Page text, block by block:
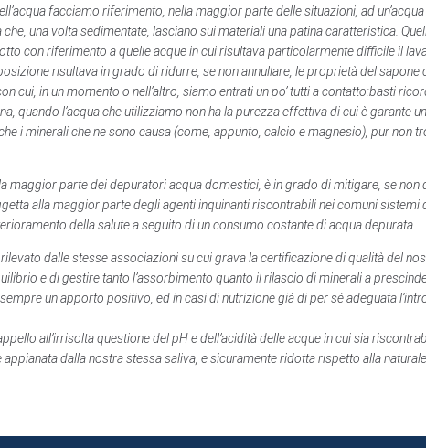
facciamo riferimento, nella maggior parte delle situazioni, ad
una volta sedimentate, lasciano sui materiali una patina caratteristica.
con riferimento a quelle acque in cui risultava particolarmente difficile il
risultava in grado di ridurre, se non annullare, le proprietà del
cui, in un momento o nell’altro, siamo entrati un po’ tutti a contatto:basti
quando l’acqua che utilizziamo non ha la purezza effettiva di cui è garante
i minerali che ne sono causa (come, appunto, calcio e magnesio), pur
maggior parte dei depuratori acqua domestici, è in grado di mitigare, se
alla maggior parte degli agenti inquinanti riscontrabili nei comuni
della salute a seguito di un consumo costante di acqua depurata.
dalle stesse associazioni su cui grava la certificazione di qualità del
e di gestire tanto l’assorbimento quanto il rilascio di minerali a
un apporto positivo, ed in casi di nutrizione già di per sé adeguata
all’irrisolta questione del pH e dell’acidità delle acque in cui sia
dalla nostra stessa saliva, e sicuramente ridotta rispetto alla